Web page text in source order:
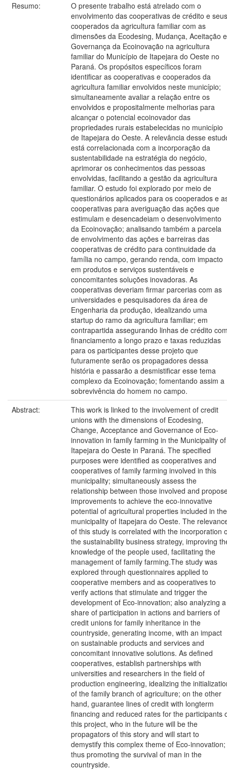
Resumo:
O presente trabalho está atrelado com o
envolvimento das cooperativas de crédito e seus
cooperados da agricultura familiar com as
dimensões da Ecodesing, Mudança, Aceitação e
Governança da Ecoinovação na agricultura
familiar do Município de Itapejara do Oeste no
Paraná. Os propósitos específicos foram
identificar as cooperativas e cooperados da
agricultura familiar envolvidos neste município;
simultaneamente avaliar a relação entre os
envolvidos e propositalmente melhorias para
alcançar o potencial ecoinovador das
propriedades rurais estabelecidas no município
de Itapejara do Oeste. A relevância desse
está correlacionada com a incorporação da
sustentabilidade na estratégia do negócio,
aprimorar os conhecimentos das pessoas
envolvidas, facilitando a gestão da agricultura
familiar. O estudo foi explorado por meio de
questionários aplicados para os cooperados e
cooperativas para averiguação das ações que
estimulam e desencadeiam o desenvolvimento
da Ecoinovação; analisando também a parcela
de envolvimento das ações e barreiras das
cooperativas de crédito para continuidade da
família no campo, gerando renda, com impacto
em produtos e serviços sustentáveis e
concomitantes soluções inovadoras. As
cooperativas deveriam firmar parcerias com as
universidades e pesquisadores da área de
Engenharia da produção, idealizando uma
startup do ramo da agricultura familiar; em
contrapartida assegurando linhas de crédito
financiamento a longo prazo e taxas reduzidas
para os participantes desse projeto que
futuramente serão os propagadores dessa
história e passarão a desmistificar esse tema
complexo da Ecoinovação; fomentando assim a
sobrevivência do homem no campo.
Abstract:
This work is linked to the involvement of credit
unions with the dimensions of Ecodesing,
Change, Acceptance and Governance of Eco-
innovation in family farming in the Municipality of
Itapejara do Oeste in Paraná. The specified
purposes were identified as cooperatives and
cooperatives of family farming involved in this
municipality; simultaneously assess the
relationship between those involved and
improvements to achieve the eco-innovative
potential of agricultural properties included in the
municipality of Itapejara do Oeste. The
of this study is correlated with the incorporation
the sustainability business strategy, improving
knowledge of the people used, facilitating the
management of family farming.The study was
explored through questionnaires applied to
cooperative members and as cooperatives to
verify actions that stimulate and trigger the
development of Eco-innovation; also analyzing a
share of participation in actions and barriers of
credit unions for family inheritance in the
countryside, generating income, with an impact
on sustainable products and services and
concomitant innovative solutions. As defined
cooperatives, establish partnerships with
universities and researchers in the field of
production engineering, idealizing the
of the family branch of agriculture; on the other
hand, guarantee lines of credit with longterm
financing and reduced rates for the participants
this project, who in the future will be the
propagators of this story and will start to
demystify this complex theme of Eco-innovation;
thus promoting the survival of man in the
countryside.